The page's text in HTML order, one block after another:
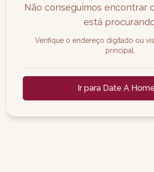
Não conseguimos encontrar
está
Verifique o endereço digitado ou
principal.
Ir para Date A Home